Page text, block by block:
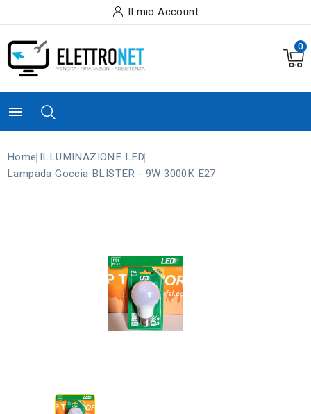
Il mio Account
0

Home ILLUMINAZIONE LED
Lampada Goccia BLISTER - 9W 3000K E27